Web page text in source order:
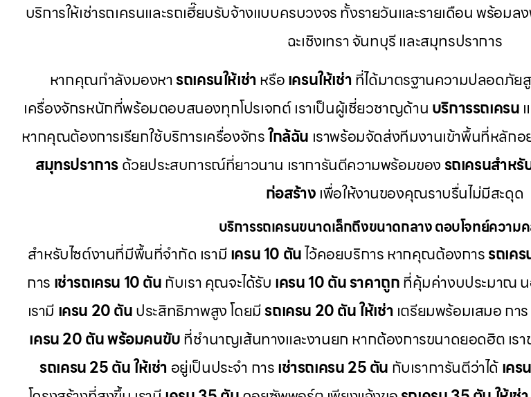
บริการให้เช่ารถเครนและรถเฮี๊ยบรับจ้างแบบครบวงจร ทั้งรายวันและรายเดือน พร้อ
ฉะเชิงเทรา จันทบุรี และสมุทรปราการ
หากคุณกำลังมองหารถเครนให้เช่าหรือเครนให้เช่าที่ได้มาตรฐานความปลอดภัย
เครื่องจักรหนักที่พร้อมตอบสนองทุกโปรเจกต์ เราเป็นผู้เชี่ยวชาญด้าน บริการรถเครน
หากคุณต้องการเรียกใช้บริการเครื่องจักรใกล้ฉัน เราพร้อมจัดส่งทีมงานเข้าพื้นที่หลักอ
สมุทรปราการด้วยประสบการณ์ที่ยาวนาน เราการันตีความพร้อมของรถเครนสำห
ก่อสร้าง เพื่อให้งานของคุณราบรื่นไม่มีสะดุด
บริการรถเครนขนาดเล็กถึงขนาดกลาง ตอบโจทย์ความ
สำหรับไซต์งานที่มีพื้นที่จำกัด เรามีเครน 10 ตันไว้คอยบริการ หากคุณต้องการรถเค
การ เช่ารถเครน 10 ตันกับเรา คุณจะได้รับ เครน 10 ตัน ราคาถูกที่คุ้มค่างบประมาณ
เรามี เครน 20 ตันประสิทธิภาพสูง โดยมีรถเครน 20 ตัน ให้เช่า เตรียมพร้อมเสมอ การ
เครน 20 ตัน พร้อมคนขับที่ชำนาญเส้นทางและงานยก หากต้องการขนาดยอดฮิต เรา
รถเครน 25 ตัน ให้เช่า อยู่เป็นประจำ การเช่ารถเครน 25 ตัน กับเราการันตีว่าได้เค